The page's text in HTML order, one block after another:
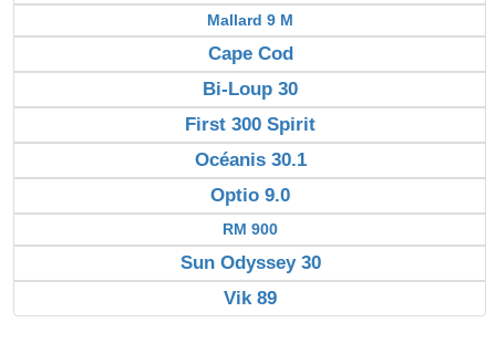
Mallard 9 M
Cape Cod
Bi-Loup 30
First 300 Spirit
Océanis 30.1
Optio 9.0
RM 900
Sun Odyssey 30
Vik 89